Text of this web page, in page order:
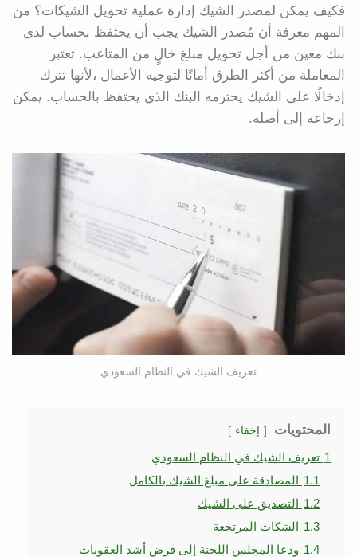
فكيف يمكن لمصدر الشيك إدارة عملية تحويل الشيكات؟ من
المهم معرفة أن مُصدر الشيك يجب أن يحتفظ بحساب لدى
بنك معين من أجل تحويل مبلغ خالٍ من المتاعب. تعتبر
المعاملة من أكثر الطرق أمانًا لتوجيه الأعمال ،لأنها تترك
إدخالًا على الشيك يحترمه البنك الذي يحتفظ بالحساب. يمكن
إرجاعه إلى أصله.
تعريف الشيك في النظام السعودي
المحتويات إخفاء
1 تعريف الشيك في النظام السعودي
1.1 المصادقة على مبلغ الشيك بالكامل
1.2 التصديق على الشيك
1.3 الشكات المرتجعة
1.4 ودعا المجلس اللجنة إلى فرض أشد العقوبات